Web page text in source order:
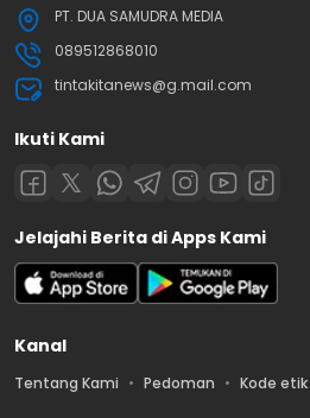
PT. DUA SAMUDRA MEDIA
089512868010
tintakitanews@g.mail.com
Ikuti Kami
Jelajahi Berita di Apps Kami
Kanal
Tentang Kami Pedoman Kode etik